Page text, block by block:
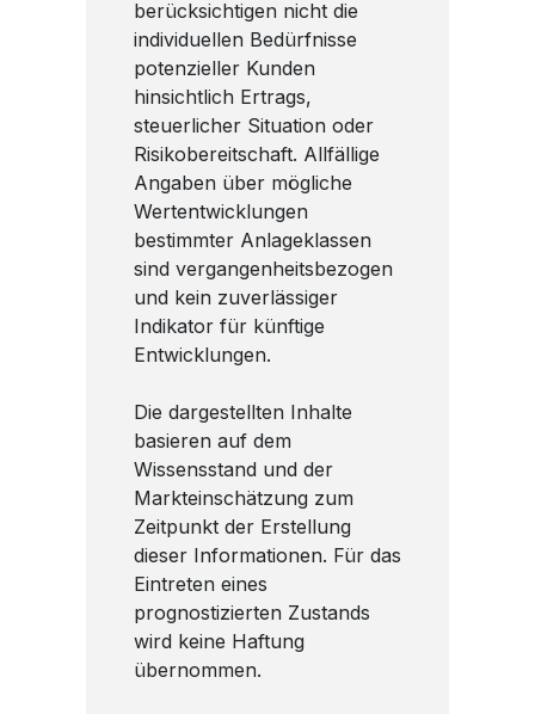
berücksichtigen nicht die
individuellen Bedürfnisse
potenzieller Kunden
hinsichtlich Ertrags,
steuerlicher Situation oder
Risikobereitschaft. Allfällige
Angaben über mögliche
Wertentwicklungen
bestimmter Anlageklassen
sind vergangenheitsbezogen
und kein zuverlässiger
Indikator für künftige
Entwicklungen.
Die dargestellten Inhalte
basieren auf dem
Wissensstand und der
Markteinschätzung zum
Zeitpunkt der Erstellung
dieser Informationen. Für das
Eintreten eines
prognostizierten Zustands
wird keine Haftung
übernommen.